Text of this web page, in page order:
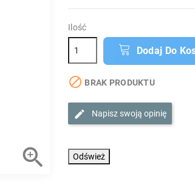

Ilość
Dodaj Do
 BRAK PRODUKTU
Napisz swoją opinię